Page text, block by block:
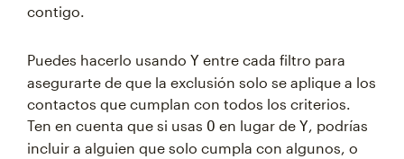
contigo.
Puedes hacerlo usando Y entre cada filtro para
asegurarte de que la exclusión solo se aplique a los
contactos que cumplan con todos los criterios.
Ten en cuenta que si usas O en lugar de Y, podrías
incluir a alguien que solo cumpla con algunos, o